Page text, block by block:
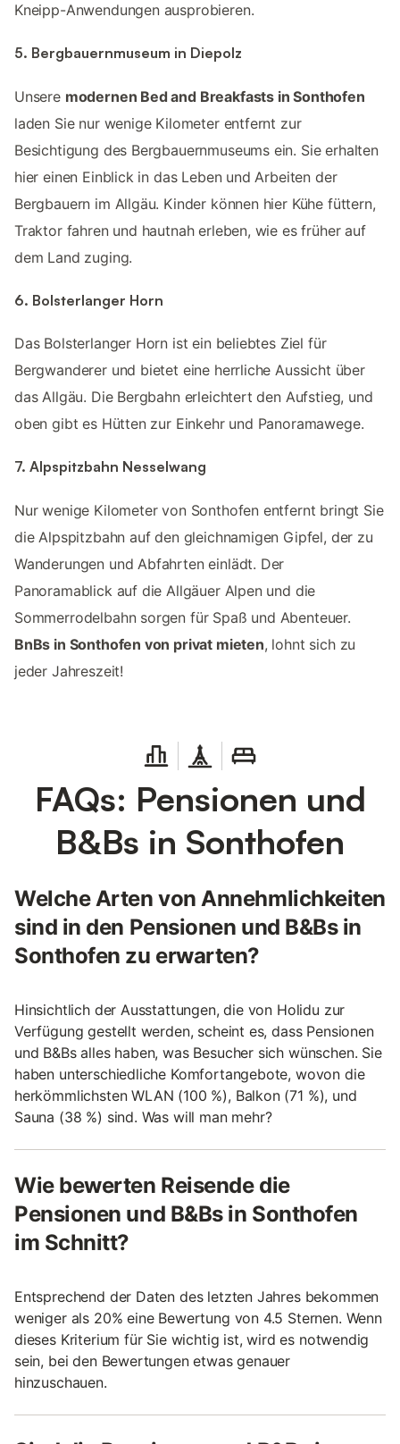
Kneipp-Anwendungen ausprobieren.
5. Bergbauernmuseum in Diepolz
Unsere modernen Bed and Breakfasts in Sonthofen
laden Sie nur wenige Kilometer entfernt zur
Besichtigung des Bergbauernmuseums ein. Sie erhalten
hier einen Einblick in das Leben und Arbeiten der
Bergbauern im Allgäu. Kinder können hier Kühe füttern,
Traktor fahren und hautnah erleben, wie es früher auf
dem Land zuging.
6. Bolsterlanger Horn
Das Bolsterlanger Horn ist ein beliebtes Ziel für
Bergwanderer und bietet eine herrliche Aussicht über
das Allgäu. Die Bergbahn erleichtert den Aufstieg, und
oben gibt es Hütten zur Einkehr und Panoramawege.
7. Alpspitzbahn Nesselwang
Nur wenige Kilometer von Sonthofen entfernt bringt Sie
die Alpspitzbahn auf den gleichnamigen Gipfel, der zu
Wanderungen und Abfahrten einlädt. Der
Panoramablick auf die Allgäuer Alpen und die
Sommerrodelbahn sorgen für Spaß und Abenteuer.
BnBs in Sonthofen von privat mieten, lohnt sich zu
jeder Jahreszeit!
FAQs: Pensionen und
B&Bs in Sonthofen
Welche Arten von Annehmlichkeiten
sind in den Pensionen und B&Bs in
Sonthofen zu erwarten?
Hinsichtlich der Ausstattungen, die von Holidu zur
Verfügung gestellt werden, scheint es, dass Pensionen
und B&Bs alles haben, was Besucher sich wünschen. Sie
haben unterschiedliche Komfortangebote, wovon die
herkömmlichsten WLAN (100 %), Balkon (71 %), und
Sauna (38 %) sind. Was will man mehr?
Wie bewerten Reisende die
Pensionen und B&Bs in Sonthofen
im Schnitt?
Entsprechend der Daten des letzten Jahres bekommen
weniger als 20% eine Bewertung von 4.5 Sternen. Wenn
dieses Kriterium für Sie wichtig ist, wird es notwendig
sein, bei den Bewertungen etwas genauer
hinzuschauen.